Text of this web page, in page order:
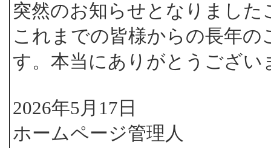
突然のお知らせとなりまし
これまでの皆様からの長年
す。本当にありがとうござい
2026年5月17日
ホームページ管理人